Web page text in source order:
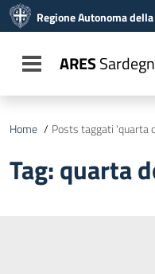
Vai al menu di
Vai al footer
Regione Autonoma
Toggle navigation
ARES
Home / Posts taggati 'quarta
Tag:quarta